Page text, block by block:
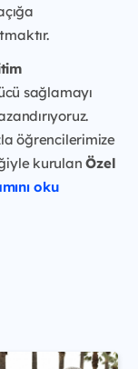
sağlamayı
öğrencilerimize
kurulanÖzel
oku